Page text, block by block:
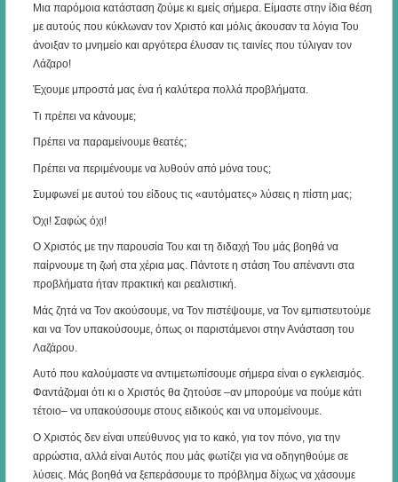
Μια παρόμοια κατάσταση ζούμε κι εμείς σήμερα. Είμαστε στην ίδια θέση
με αυτούς που κύκλωναν τον Χριστό και μόλις άκουσαν τα λόγια Του
άνοιξαν το μνημείο και αργότερα έλυσαν τις ταινίες που τύλιγαν τον
Λάζαρο!
Έχουμε μπροστά μας ένα ή καλύτερα πολλά προβλήματα.
Τι πρέπει να κάνουμε;
Πρέπει να παραμείνουμε θεατές;
Πρέπει να περιμένουμε να λυθούν από μόνα τους;
Συμφωνεί με αυτού του είδους τις «αυτόματες» λύσεις η πίστη μας;
Όχι! Σαφώς όχι!
Ο Χριστός με την παρουσία Του και τη διδαχή Του μάς βοηθά να
παίρνουμε τη ζωή στα χέρια μας. Πάντοτε η στάση Του απέναντι στα
προβλήματα ήταν πρακτική και ρεαλιστική.
Μάς ζητά να Τον ακούσουμε, να Τον πιστέψουμε, να Τον εμπιστευτούμε
και να Τον υπακούσουμε, όπως οι παριστάμενοι στην Ανάσταση του
Λαζάρου.
Αυτό που καλούμαστε να αντιμετωπίσουμε σήμερα είναι ο εγκλεισμός.
Φαντάζομαι ότι κι ο Χριστός θα ζητούσε –αν μπορούμε να πούμε κάτι
τέτοιο– να υπακούσουμε στους ειδικούς και να υπομείνουμε.
Ο Χριστός δεν είναι υπεύθυνος για το κακό, για τον πόνο, για την
αρρώστια, αλλά είναι Αυτός που μάς φωτίζει για να οδηγηθούμε σε
λύσεις. Μάς βοηθά να ξεπεράσουμε το πρόβλημα δίχως να χάσουμε